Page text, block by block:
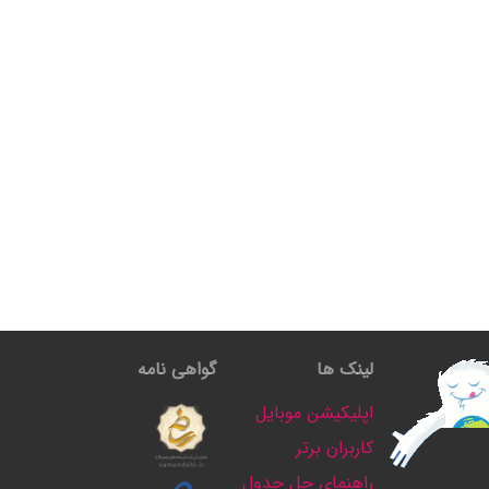
لینک ها
اپلیکیشن موبایل
کاربران برتر
راهنمای حل جدول
گواهی نامه